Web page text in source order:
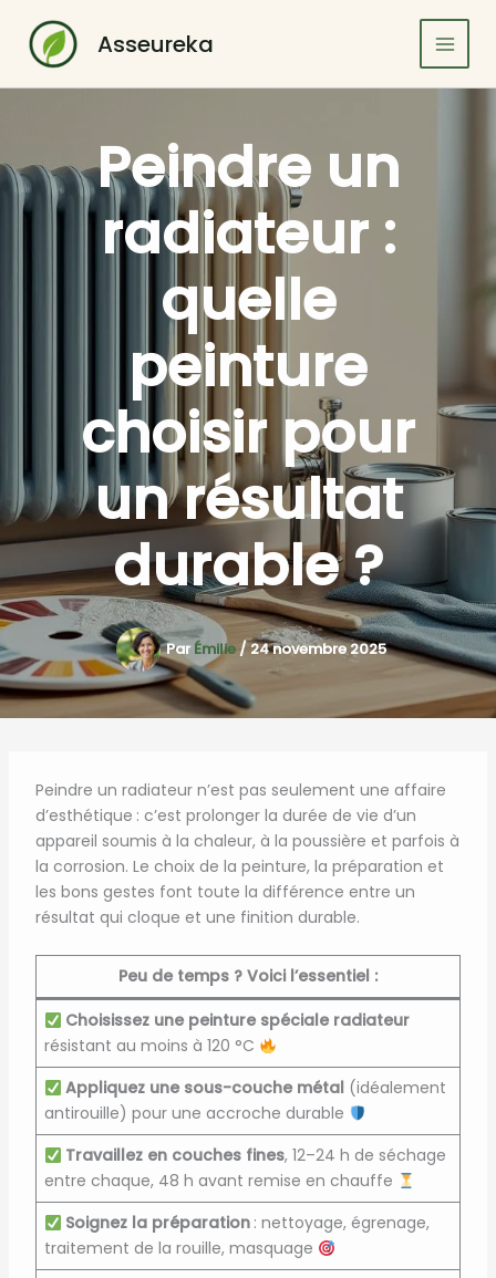
contenu
Asseureka
Peindre un
radiateur :
quelle
peinture
choisir pour
un résultat
durable ?
Par Émilie /24 novembre 2025
Peindre un radiateur n’est pas seulement une affaire
d’esthétique : c’est prolonger la durée de vie d’un
appareil soumis à la chaleur, à la poussière et parfois à
la corrosion. Le choix de la peinture, la préparation et
les bons gestes font toute la différence entre un
résultat qui cloque et une finition durable.
Peu de temps ? Voici l’essentiel :
Choisissez une peinture spéciale radiateur
résistant au moins à 120 °C
Appliquez une sous-couche métal (idéalement
antirouille) pour une accroche durable
Travaillez en couches fines, 12–24 h de séchage
entre chaque, 48 h avant remise en chauffe
Soignez la préparation : nettoyage, égrenage,
traitement de la rouille, masquage